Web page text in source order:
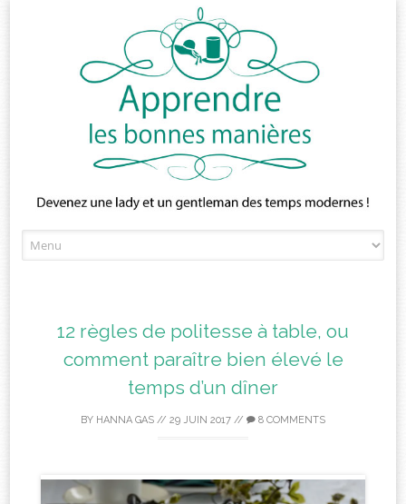
to
12 règles de politesse à table, ou
comment paraître bien élevé le
temps d’un dîner
BY HANNA GAS // 29 JUIN 2017 // 8 COMMENTS